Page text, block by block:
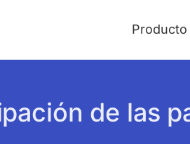
Producto
de las